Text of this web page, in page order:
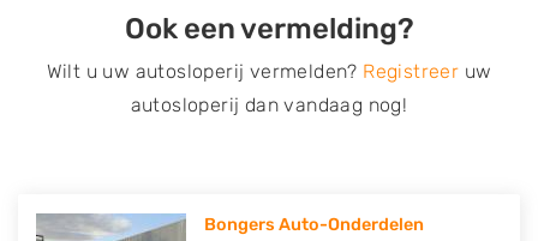
Ook een vermelding?
Wilt u uw autosloperij vermelden? Registreer uw
autosloperij dan vandaag nog!
Bongers Auto-Onderdelen